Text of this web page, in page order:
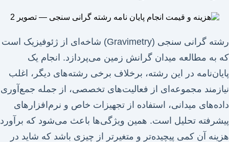
رشته گرانی سنجی (Gravimetry) شاخه‌ای از ژئوفیزیک است
که به مطالعه میدان گرانش زمین می‌پردازد. انجام یک
پایان‌نامه در این رشته، برخلاف برخی رشته‌های دیگر، اغلب
نیازمند مجموعه‌ای از فعالیت‌های تخصصی، از جمله جمع‌آوری
داده‌های میدانی، استفاده از تجهیزات خاص و نرم‌افزارهای
پیشرفته تحلیل است. همین ویژگی‌ها باعث می‌شود که برآورد
هزینه آن کمی پیچیده‌تر و متغیرتر از چیزی باشد که شاید در